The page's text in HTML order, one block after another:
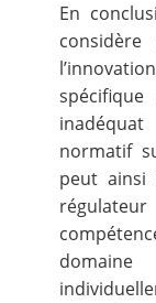
En
considère
normatif
peut ainsi